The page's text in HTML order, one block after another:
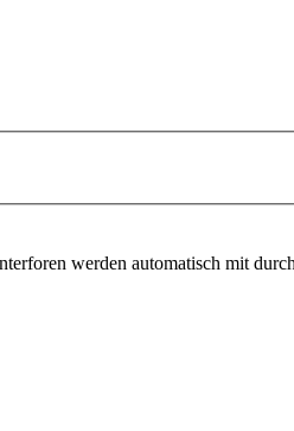
werden automatisch mit